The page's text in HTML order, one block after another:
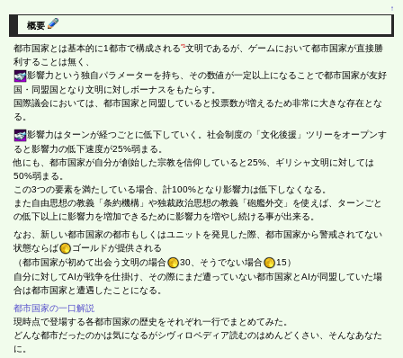
↑
概要
都市国家とは基本的に1都市で構成される*1文明であるが、ゲームにおいて都市国家が直接勝
利することは無く、
影響力という独自パラメーターを持ち、その数値が一定以上になることで都市国家が友好
国・同盟国となり文明に対しボーナスをもたらす。
国際議会においては、都市国家と同盟していると投票数が増えるため非常に大きな存在とな
る。
影響力はターンが経つごとに低下していく。社会制度の「文化後援」ツリーをオープンす
ると影響力の低下速度が25%弱まる。
他にも、都市国家が自分が創始した宗教を信仰していると25%、ギリシャ文明に対しては
50%弱まる。
この3つの要素を満たしている場合、計100%となり影響力は低下しなくなる。
また自由思想の教義「条約機構」や独裁政治思想の教義「砲艦外交」を使えば、ターンごと
の低下以上に影響力を増加できるために影響力を増やし続ける事が出来る。
なお、新しい都市国家の都市もしくはユニットを発見した際、都市国家から警戒されてない
状態ならば
ゴールドが提供される
（都市国家が初めて出会う文明の場合
30、そうでない場合
15）
自分に対してAIが戦争を仕掛け、その際にまだ遭っていない都市国家とAIが同盟していた場
合は都市国家と遭遇したことになる。
都市国家の一口解説
現時点で登場する各都市国家の歴史をそれぞれ一行でまとめてみた。
どんな都市だったのかは気になるがシヴィロペディア読むのはめんどくさい、そんなあなた
に。